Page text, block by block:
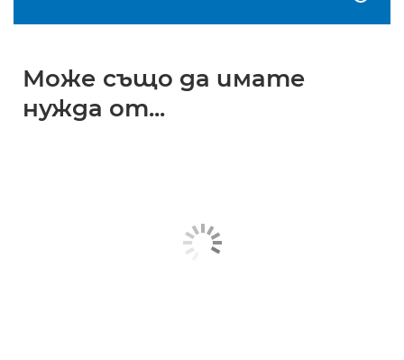
Може също да имате
нужда от...